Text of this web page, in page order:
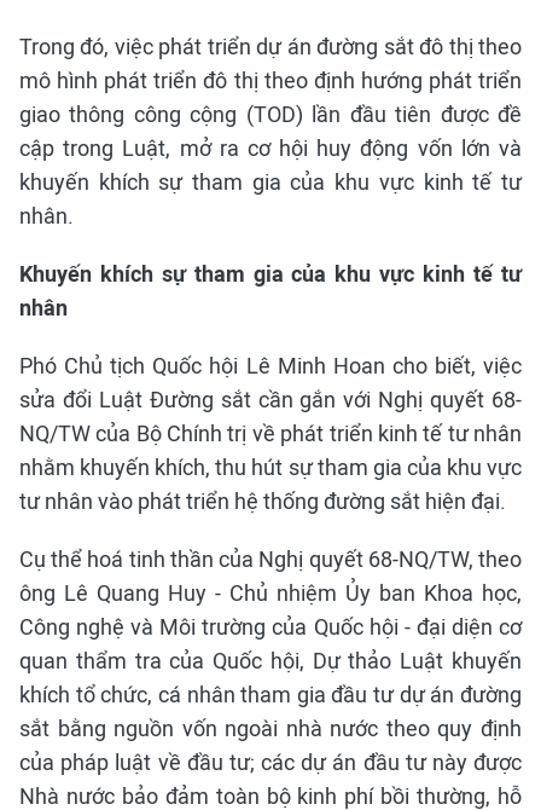
Trong đó, việc phát triển dự án đường sắt đô thị theo
mô hình phát triển đô thị theo định hướng phát triển
giao thông công cộng (TOD) lần đầu tiên được đề
cập trong Luật, mở ra cơ hội huy động vốn lớn và
khuyến khích sự tham gia của khu vực kinh tế tư
nhân.
Khuyến khích sự tham gia của khu vực kinh tế tư
nhân
Phó Chủ tịch Quốc hội Lê Minh Hoan cho biết, việc
sửa đổi Luật Đường sắt cần gắn với Nghị quyết 68-
NQ/TW của Bộ Chính trị về phát triển kinh tế tư nhân
nhằm khuyến khích, thu hút sự tham gia của khu vực
tư nhân vào phát triển hệ thống đường sắt hiện đại.
Cụ thể hoá tinh thần của Nghị quyết 68-NQ/TW, theo
ông Lê Quang Huy - Chủ nhiệm Ủy ban Khoa học,
Công nghệ và Môi trường của Quốc hội - đại diện cơ
quan thẩm tra của Quốc hội, Dự thảo Luật khuyến
khích tổ chức, cá nhân tham gia đầu tư dự án đường
sắt bằng nguồn vốn ngoài nhà nước theo quy định
của pháp luật về đầu tư; các dự án đầu tư này được
Nhà nước bảo đảm toàn bộ kinh phí bồi thường, hỗ